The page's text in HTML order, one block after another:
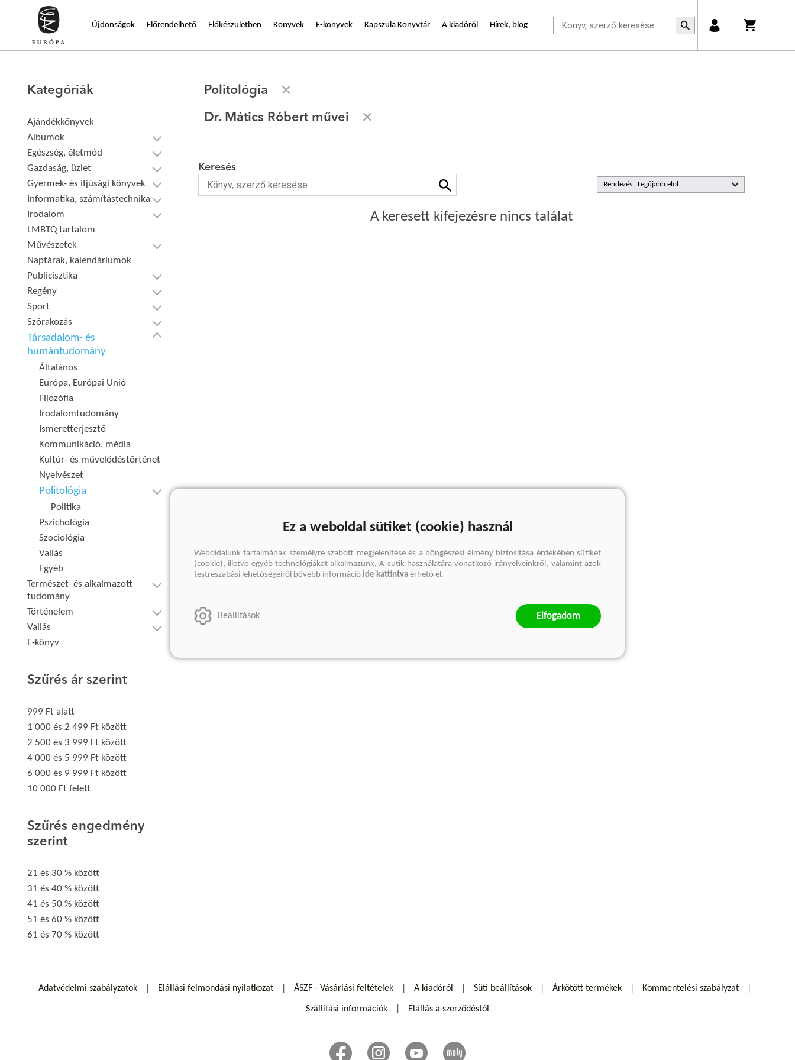
Újdonságok Előrendelhető Előkészületben Könyvek E-könyvek Kapszula Könyvtár A kiadóról Hírek, blog
Kategóriák
Ajándékkönyvek
Albumok
Egészség, életmód
Gazdaság, üzlet
Gyermek- és ifjúsági könyvek
Informatika, számítástechnika
Irodalom
LMBTQ tartalom
Művészetek
Naptárak, kalendáriumok
Publicisztika
Regény
Sport
Szórakozás
Társadalom- és
humántudomány
Általános
Európa, Európai Unió
Filozófia
Irodalomtudomány
Ismeretterjesztő
Kommunikáció, média
Kultúr- és művelődéstörténet
Nyelvészet
Politológia
Politika
Pszichológia
Szociológia
Vallás
Egyéb
Természet- és alkalmazott
tudomány
Történelem
Vallás
E-könyv
Szűrés ár szerint
999 Ft alatt
1 000 és 2 499 Ft között
2 500 és 3 999 Ft között
4 000 és 5 999 Ft között
6 000 és 9 999 Ft között
10 000 Ft felett
Szűrés engedmény
szerint
21 és 30 % között
31 és 40 % között
41 és 50 % között
51 és 60 % között
61 és 70 % között
Politológia
Dr. Mátics Róbert művei
Rendezés
Keresés
A keresett kifejezésre nincs találat
Adatvédelmi szabályzatok Elállási felmondási nyilatkozat ÁSZF - Vásárlási feltételek A kiadóról Süti beállítások Árkötött termékek Kommentelési szabályzat
Szállítási információk Elállás a szerződéstől
Ez a weboldal sütiket (cookie) használ
Weboldalunk tartalmának személyre szabott megjelenítése és a böngészési élmény biztosítása érdekében sütiket
(cookie), illetve egyéb technológiákat alkalmazunk. A sütik használatára vonatkozó irányelveinkről, valamint azok
testreszabási lehetőségeiről bővebb információ ide kattintva érhető el.
Beállítások Elfogadom